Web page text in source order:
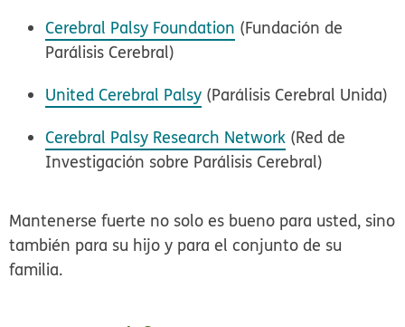
Cerebral Palsy Foundation (Fundación de
Parálisis Cerebral)
United Cerebral Palsy (Parálisis Cerebral Unida)
Cerebral Palsy Research Network (Red de
Investigación sobre Parálisis Cerebral)
Mantenerse fuerte no solo es bueno para usted, sino
también para su hijo y para el conjunto de su
familia.